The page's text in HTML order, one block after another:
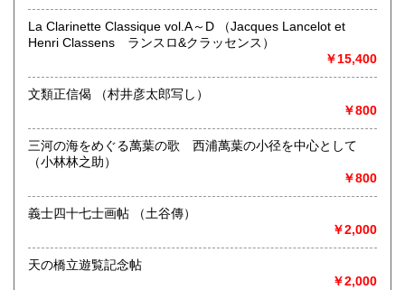
店頭へのお持ち込み、宅配便でのご送付のいずれも承りま
す。
どうぞお気軽にご相談ください。
取り扱い分野
歴史、社会科学、自然科学、美術工芸、国語国文、古典籍、
近代文献、趣味、サブカルチャー、古書一般（その他）
La Clarinette Classique vol.A～D （Jacques Lancelot et
Henri Classens ランスロ&クラッセンス）
￥15,400
文類正信偈 （村井彦太郎写し）
￥800
三河の海をめぐる萬葉の歌 西浦萬葉の小径を中心として
（小林林之助）
￥800
義士四十七士画帖 （土谷傳）
￥2,000
天の橋立遊覧記念帖
￥2,000